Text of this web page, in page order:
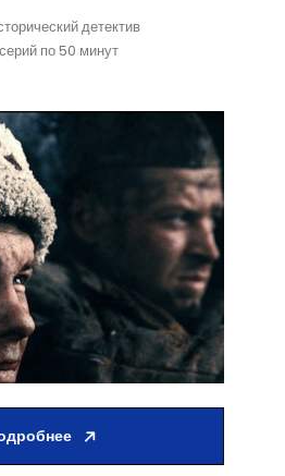
детектив
по 50 минут